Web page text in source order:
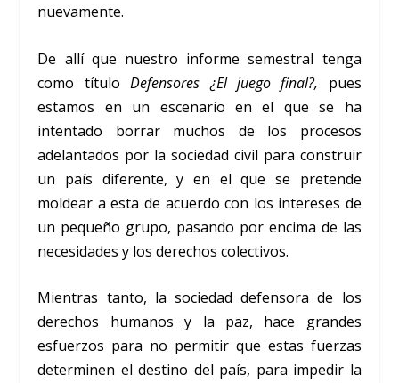
nuevamente.
De allí que nuestro informe semestral tenga
como títuloDefensores ¿El juego final?, pues
estamos en un escenario en el que se ha
intentado borrar muchos de los procesos
adelantados por la sociedad civil para construir
un país diferente, y en el que se pretende
moldear a esta de acuerdo con los intereses de
un pequeño grupo, pasando por encima de las
necesidades y los derechos colectivos.
Mientras tanto, la sociedad defensora de los
derechos humanos y la paz, hace grandes
esfuerzos para no permitir que estas fuerzas
determinen el destino del país, para impedir la